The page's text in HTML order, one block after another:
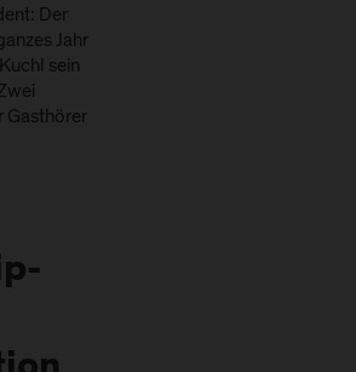
Der
Jahr
sein
Gasthörer